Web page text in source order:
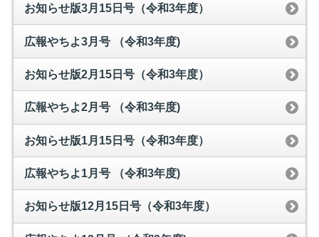
お知らせ版3月15日号（令和3年度）
広報やちよ3月号 （令和3年度)
お知らせ版2月15日号（令和3年度）
広報やちよ2月号 （令和3年度)
お知らせ版1月15日号（令和3年度）
広報やちよ1月号 （令和3年度)
お知らせ版12月15日号（令和3年度）